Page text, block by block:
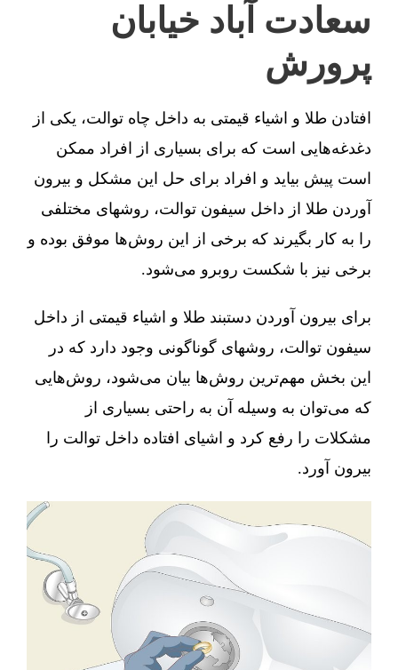
سعادت آباد خیابان
پرورش
افتادن طلا و اشیاء قیمتی به داخل چاه توالت، یکی از
دغدغه‌هایی است که برای بسیاری از افراد ممکن
است پیش بیاید و افراد برای حل این مشکل و بیرون
آوردن طلا از داخل سیفون توالت، روشهای مختلفی
را به کار بگیرند که برخی از این روش‌ها موفق بوده و
برخی نیز با شکست روبرو می‌شود.
برای بیرون آوردن دستبند طلا و اشیاء قیمتی از داخل
سیفون توالت، روشهای گوناگونی وجود دارد که در
این بخش مهم‌ترین روش‌ها بیان می‌شود، روش‌هایی
که می‌توان به وسیله آن به راحتی بسیاری از
مشکلات را رفع کرد و اشیای افتاده داخل توالت را
بیرون آورد.